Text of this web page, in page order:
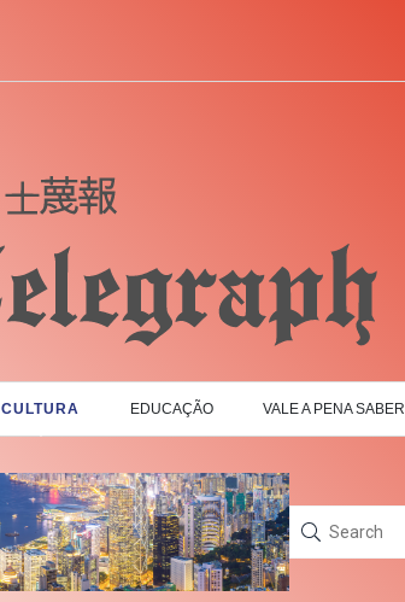
CULTURA EDUCAÇÃO VALE A PENA SABER